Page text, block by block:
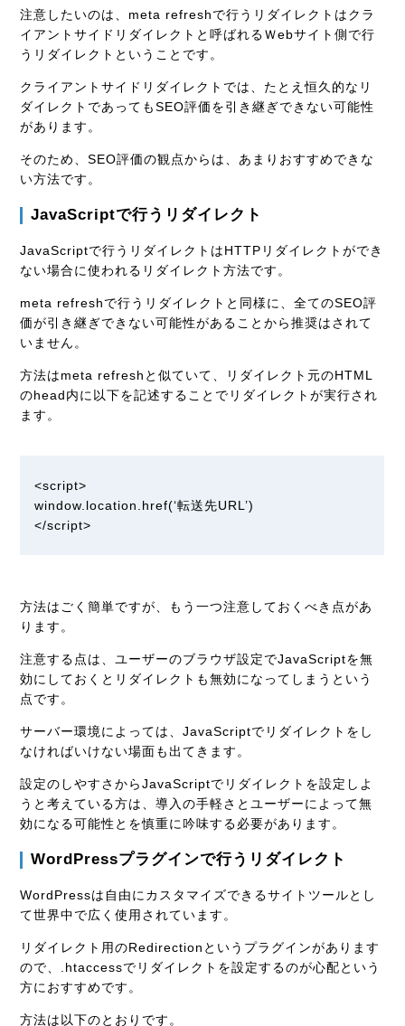
注意したいのは、meta refreshで行うリダイレクトはクラ
イアントサイドリダイレクトと呼ばれるＷebサイト側で行
うリダイレクトということです。
クライアントサイドリダイレクトでは、たとえ恒久的なリ
ダイレクトであってもSEO評価を引き継ぎできない可能性
があります。
そのため、SEO評価の観点からは、あまりおすすめできな
い方法です。
JavaScriptで行うリダイレクト
JavaScriptで行うリダイレクトはHTTPリダイレクトができ
ない場合に使われるリダイレクト方法です。
meta refreshで行うリダイレクトと同様に、全てのSEO評
価が引き継ぎできない可能性があることから推奨はされて
いません。
方法はmeta refreshと似ていて、リダイレクト元のHTML
のhead内に以下を記述することでリダイレクトが実行され
ます。
<script>
window.location.href(‘転送先URL’)
</script>
方法はごく簡単ですが、もう一つ注意しておくべき点があ
ります。
注意する点は、ユーザーのブラウザ設定でJavaScriptを無
効にしておくとリダイレクトも無効になってしまうという
点です。
サーバー環境によっては、JavaScriptでリダイレクトをし
なければいけない場面も出てきます。
設定のしやすさからJavaScriptでリダイレクトを設定しよ
うと考えている方は、導入の手軽さとユーザーによって無
効になる可能性とを慎重に吟味する必要があります。
WordPressプラグインで行うリダイレクト
WordPressは自由にカスタマイズできるサイトツールとし
て世界中で広く使用されています。
リダイレクト用のRedirectionというプラグインがあります
ので、.htaccessでリダイレクトを設定するのが心配という
方におすすめです。
方法は以下のとおりです。